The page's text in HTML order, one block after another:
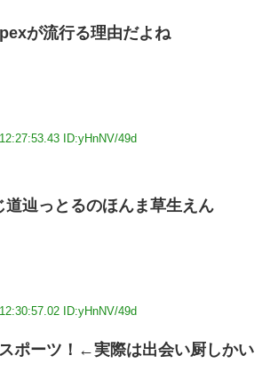
が流行る理由だよね
ID:yHnNV/49d
道辿っとるのほんま草生えん
ID:yHnNV/49d
ポーツ！←実際は出会い厨しかい